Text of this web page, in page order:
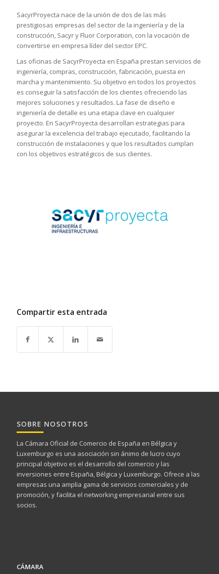
SacyrProyecta nace de la unión de dos de las más
prestigiosas empresas del sector de la ingeniería y de la
construcción, Sacyr y Fluor Corporation, con la vocación de
convertirse en empresa líder del sector EPC.
Las oficinas de SacyrProyecta en España prestan servicios de
ingeniería, compras, construcción, fabricación, puesta en
marcha y mantenimiento. Su objetivo en todos los proyectos
es conseguir la satisfacción de los clientes ofreciendo las
mejores soluciones y resultados. La fase de diseño e
ingeniería de detalle es una etapa clave en cualquier
proyecto. En SacyrProyecta desarrollan estrategias para
asegurar la excelencia del trabajo ejecutado, facilitando la
construcción de instalaciones y que los resultados cumplan
con los objetivos estratégicos de sus clientes.
Compartir esta entrada
SOBRE NOSOTROS
La Cámara Oficial de Comercio de España en Bélgica y
Luxemburgo es una asociación sin ánimo de lucro cuyo
principal objetivo es el desarrollo del comercio y las
inversiones entre España, Bélgica y Luxemburgo. Ofrece a las
empresas una amplia gama de servicios comerciales y de
promoción, y facilita el networking empresarial entre sus
socios.
CÁMARA